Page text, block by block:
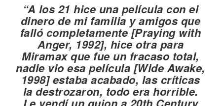
“A los 21 hice una película con el
dinero de mi familia y amigos que
falló completamente ​[Praying with
Anger, 1992], hice otra para
Miramax que fue un fracaso total,
nadie vio esa película [Wide Awake,
1998] estaba acabado, las críticas
la destrozaron, todo era horrible.
Le vendí un guion a 20th Century